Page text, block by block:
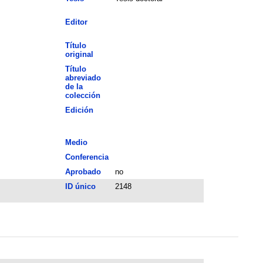
Editor
Título
original
Título
abreviado
de la
colección
Edición
Medio
Conferencia
Aprobado
no
ID único 2148